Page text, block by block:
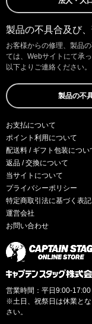
製品の不具合及び
お客様からの修理、製品
ては、Webサイトにて承っ
以下よりご連絡ください。
製品の不
お支払について
ポイント利用について
配送料 / ギフト包装につい
返品 / 交換について
当サイトについて
プライバシーポリシー
特定商取引法に基づく表記
運営会社
お問い合わせ
営業時間：平日9:00-17:00
※土日、祝祭日は休業と
さい。